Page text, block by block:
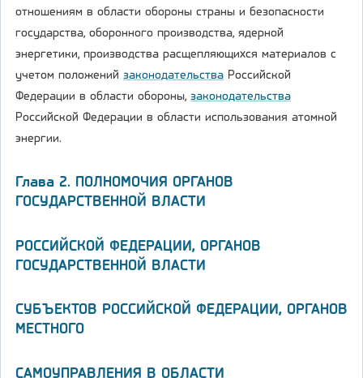
отношениям в области обороны страны и безопасности
государства, оборонного производства, ядерной
энергетики, производства расщепляющихся материалов с
учетом положений законодательства Российской
Федерации в области обороны, законодательства
Российской Федерации в области использования атомной
энергии.
Глава 2. ПОЛНОМОЧИЯ ОРГАНОВ
ГОСУДАРСТВЕННОЙ ВЛАСТИ
РОССИЙСКОЙ ФЕДЕРАЦИИ, ОРГАНОВ
ГОСУДАРСТВЕННОЙ ВЛАСТИ
СУБЪЕКТОВ РОССИЙСКОЙ ФЕДЕРАЦИИ, ОРГАНОВ
МЕСТНОГО
САМОУПРАВЛЕНИЯ В ОБЛАСТИ